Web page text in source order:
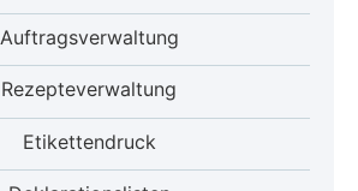
Auftragsverwaltung
Rezepteverwaltung
Etikettendruck